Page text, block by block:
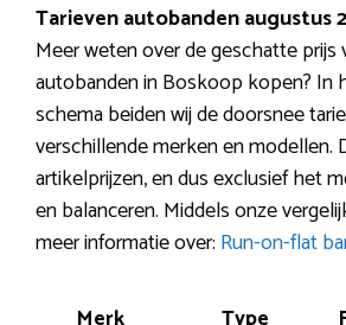
Tarieven autobanden augustus
Meer weten over de geschatte prijs
autobanden in Boskoop kopen? In
schema beiden wij de doorsnee
verschillende merken en modellen.
artikelprijzen, en dus exclusief het
en balanceren. Middels onze
meer informatie over: Run-on-flat